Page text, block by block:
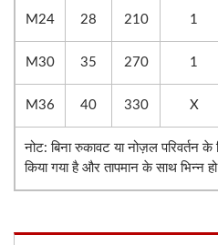
M24 28 210 1
M30 35 270 1
M36 40 330 X
नोट: बिना रुकावट या नोज़ल परिवर्तन
किया गया है और तापमान के साथ भिन्न